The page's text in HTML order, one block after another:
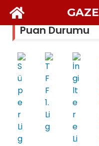
Puan Durumu